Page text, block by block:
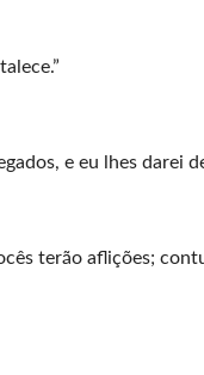
e eu lhes darei
terão aflições;